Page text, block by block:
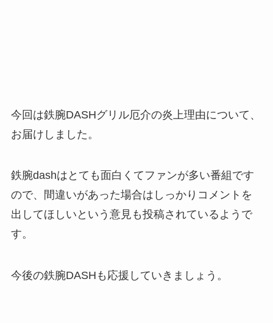
今回は鉄腕DASHグリル厄介の炎上理由について、
お届けしました。
鉄腕dashはとても面白くてファンが多い番組です
ので、間違いがあった場合はしっかりコメントを
出してほしいという意見も投稿されているようで
す。
今後の鉄腕DASHも応援していきましょう。